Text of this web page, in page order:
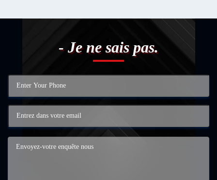
- Je ne sais pas.